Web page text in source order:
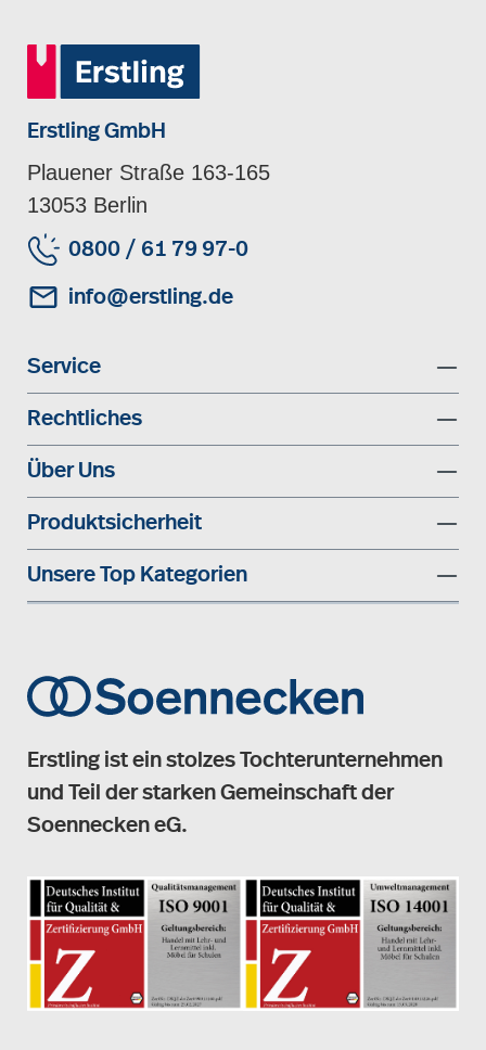
Erstling GmbH
Plauener Straße 163-165
13053 Berlin
0800 / 61 79 97-0
info@erstling.de
Service
Rechtliches
Über Uns
Produktsicherheit
Unsere Top Kategorien
Erstling ist ein stolzes Tochterunternehmen
und Teil der starken Gemeinschaft der
Soennecken eG.